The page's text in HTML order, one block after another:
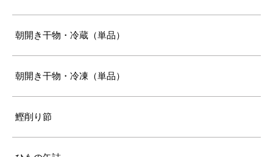
朝開き干物・冷蔵（単品）
朝開き干物・冷凍（単品）
鰹削り節